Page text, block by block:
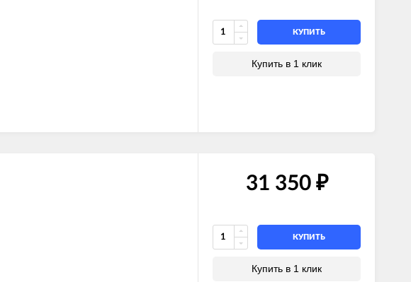
КУПИТЬ
Купить в 1 клик
31 350 ₽
КУПИТЬ
Купить в 1 клик